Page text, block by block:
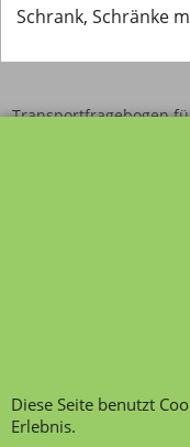
Transportfragebogen
Diese Seite benutzt
Erlebnis.